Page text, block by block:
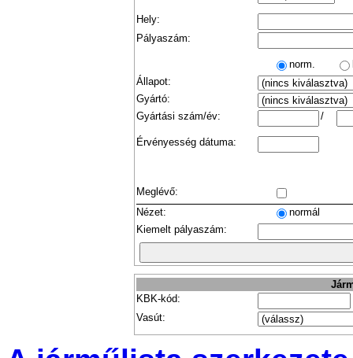
Hely:
Pályaszám:
norm.
Állapot:
Gyártó:
Gyártási szám/év:
/
Érvényesség dátuma:
Meglévő:
Nézet:
normál
Kiemelt pályaszám:
KBK-kód:
Vasút: